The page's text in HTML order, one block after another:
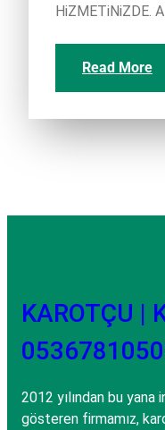
HiZMETiNiZDE.
Read More
KAROTÇU |
2012 yılından bu
gösteren firmamız,